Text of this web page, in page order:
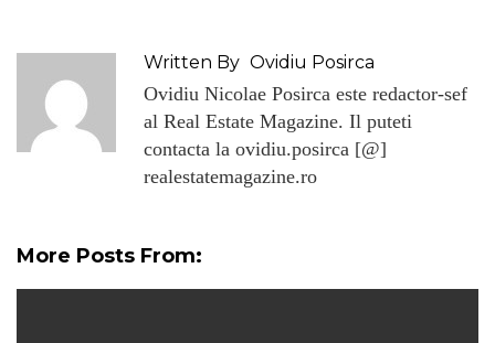
Written By Ovidiu Posirca
Ovidiu Nicolae Posirca este redactor-sef
al Real Estate Magazine. Il puteti
contacta la ovidiu.posirca [@]
realestatemagazine.ro
More Posts From: